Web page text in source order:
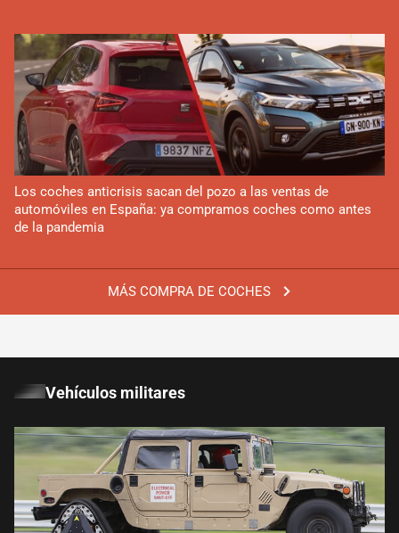
MÁS COMPRA DE COCHES
Los coches anticrisis sacan del pozo a las ventas de
automóviles en España: ya compramos coches como antes
de la pandemia
Vehículos militares